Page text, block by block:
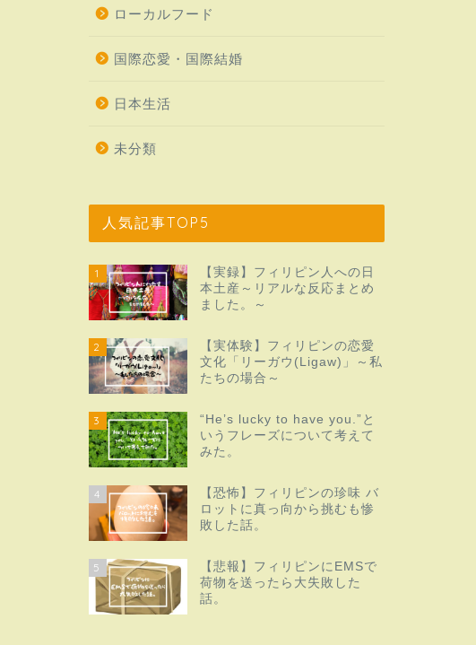
ローカルフード
国際恋愛・国際結婚
日本生活
未分類
人気記事TOP5
1
【実録】フィリピン人への日
本土産～リアルな反応まとめ
ました。～
2
【実体験】フィリピンの恋愛
文化「リーガウ(Ligaw)」～私
たちの場合～
3
“He’s lucky to have you.”と
いうフレーズについて考えて
みた。
4
【恐怖】フィリピンの珍味 バ
ロットに真っ向から挑むも惨
敗した話。
5
【悲報】フィリピンにEMSで
荷物を送ったら大失敗した
話。